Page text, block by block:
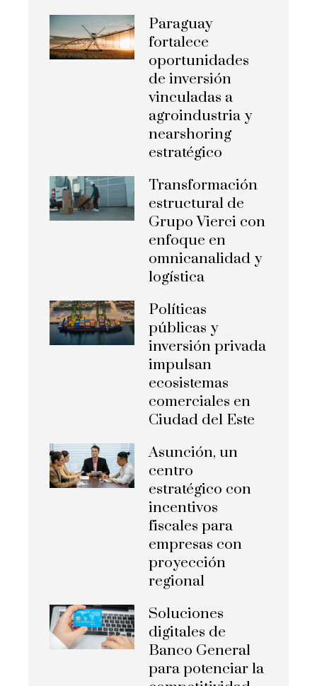
Paraguay
fortalece
oportunidades
de inversión
vinculadas a
agroindustria y
nearshoring
estratégico
Transformación
estructural de
Grupo Vierci con
enfoque en
omnicanalidad y
logística
Políticas
públicas y
inversión privada
impulsan
ecosistemas
comerciales en
Ciudad del Este
Asunción, un
centro
estratégico con
incentivos
fiscales para
empresas con
proyección
regional
Soluciones
digitales de
Banco General
para potenciar la